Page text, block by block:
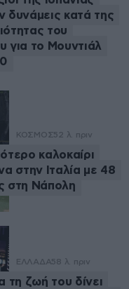
δυνάμεις κατά της
του
για το Μουντιάλ
ΚΟΣΜΟΣ52 λ. πριν
καλοκαίρι
στην Ιταλία με 48
στη Νάπολη
ΕΛΛΑΔΑ58 λ. πριν
τη ζωή του δίνει